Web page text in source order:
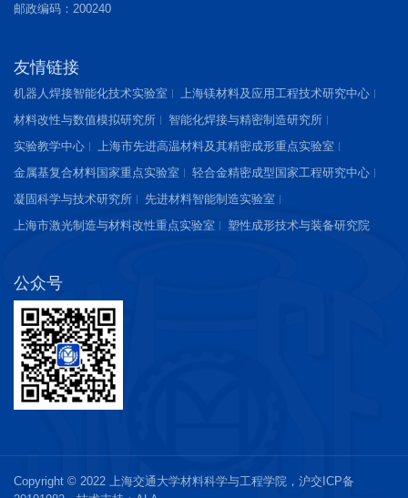
邮政编码：200240
友情链接
机器人焊接智能化技术实验室
上海镁材料及应用工程技术研究中心
材料改性与数值模拟研究所
智能化焊接与精密制造研究所
实验教学中心
上海市先进高温材料及其精密成形重点实验室
金属基复合材料国家重点实验室
轻合金精密成型国家工程研究中心
凝固科学与技术研究所
先进材料智能制造实验室
上海市激光制造与材料改性重点实验室
塑性成形技术与装备研究院
公众号
Copyright © 2022 上海交通大学材料科学与工程学院， 沪交ICP备